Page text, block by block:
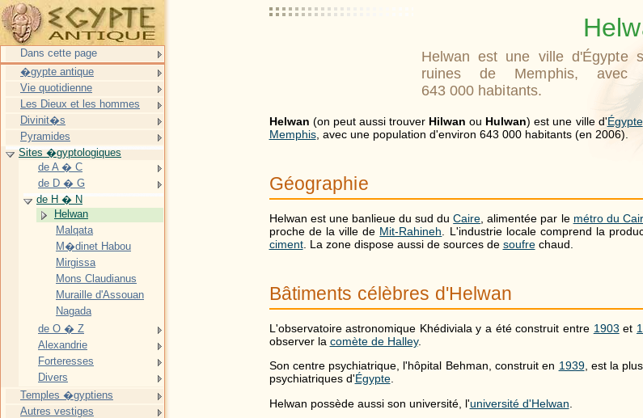
Helwan est une ville d'Égypte
ruines de Memphis, avec
643 000 habitants.
Helwan (on peut aussi trouver Hilwan ou Hulwan) est une ville d'Égypte
Memphis, avec une population d'environ 643 000 habitants(en 2006).
Géographie
Helwan est une banlieue du sud duCaire , alimentée par le métro du
proche de la ville de Mit-Rahineh . L'industrie locale comprend la
ciment. La zone dispose aussi de sources de soufrechaud.
Bâtiments célèbres d'Helwan
L'observatoire astronomique Khédiviala y a été construit entre 1903 et
observer la comète de Halley.
Son centre psychiatrique, l'hôpital Behman, construit en 1939, est la
psychiatriques d'Égypte.
Helwan possède aussi son université, l'université d'Helwan
Dans cette page
�gypte antique
Vie quotidienne
Les Dieux et les hommes
Divinit�s
Pyramides
Sites �gyptologiques
de A � C
de D � G
de H � N
Helwan
Malqata
M�dinet Habou
Mirgissa
Mons Claudianus
Muraille d'Assouan
Nagada
de O � Z
Alexandrie
Forteresses
Divers
Temples �gyptiens
Autres vestiges